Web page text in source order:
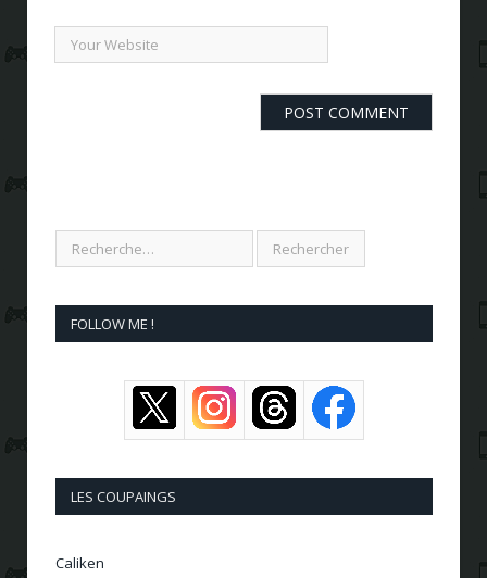
FOLLOW ME !
LES COUPAINGS
Caliken